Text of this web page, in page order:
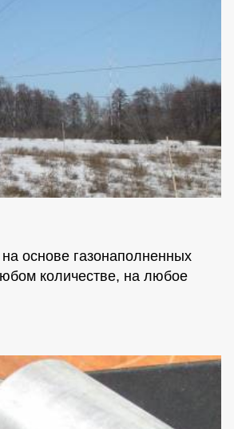
основе газонаполненных
количестве, на любое